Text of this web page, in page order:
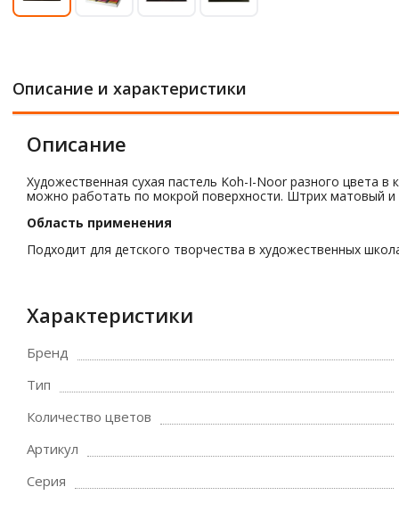
Описание и характеристики
Описание
Художественная сухая пастель Koh-I-Noor разного цвета
можно работать по мокрой поверхности. Штрих матовый и
Область применения
Подходит для детского творчества в художественных
Характеристики
Бренд
Тип
Количество цветов
Артикул
Серия